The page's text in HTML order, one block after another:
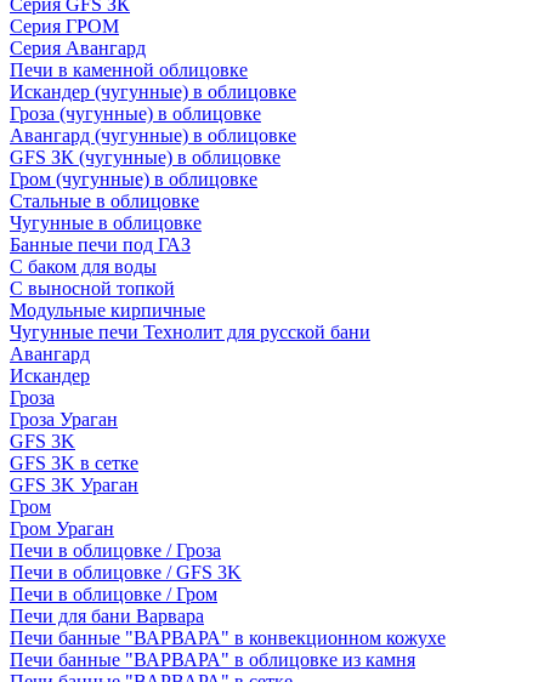
Серия GFS ЗК
Серия ГРОМ
Серия Авангард
Печи в каменной облицовке
Искандер (чугунные) в облицовке
Гроза (чугунные) в облицовке
Авангард (чугунные) в облицовке
GFS ЗК (чугунные) в облицовке
Гром (чугунные) в облицовке
Стальные в облицовке
Чугунные в облицовке
Банные печи под ГАЗ
С баком для воды
С выносной топкой
Модульные кирпичные
Чугунные печи Технолит для русской бани
Авангард
Искандер
Гроза
Гроза Ураган
GFS 3K
GFS 3K в сетке
GFS 3K Ураган
Гром
Гром Ураган
Печи в облицовке / Гроза
Печи в облицовке / GFS 3K
Печи в облицовке / Гром
Печи для бани Варвара
Печи банные "ВАРВАРА" в конвекционном кожухе
Печи банные "ВАРВАРА" в облицовке из камня